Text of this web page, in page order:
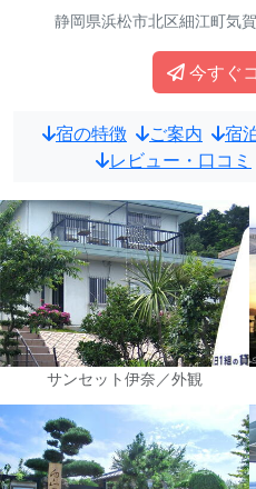
静岡県浜松市北区細江町気
今すぐ
宿の特徴 ご案内 宿
レビュー・口コミ
サンセット伊奈／外観